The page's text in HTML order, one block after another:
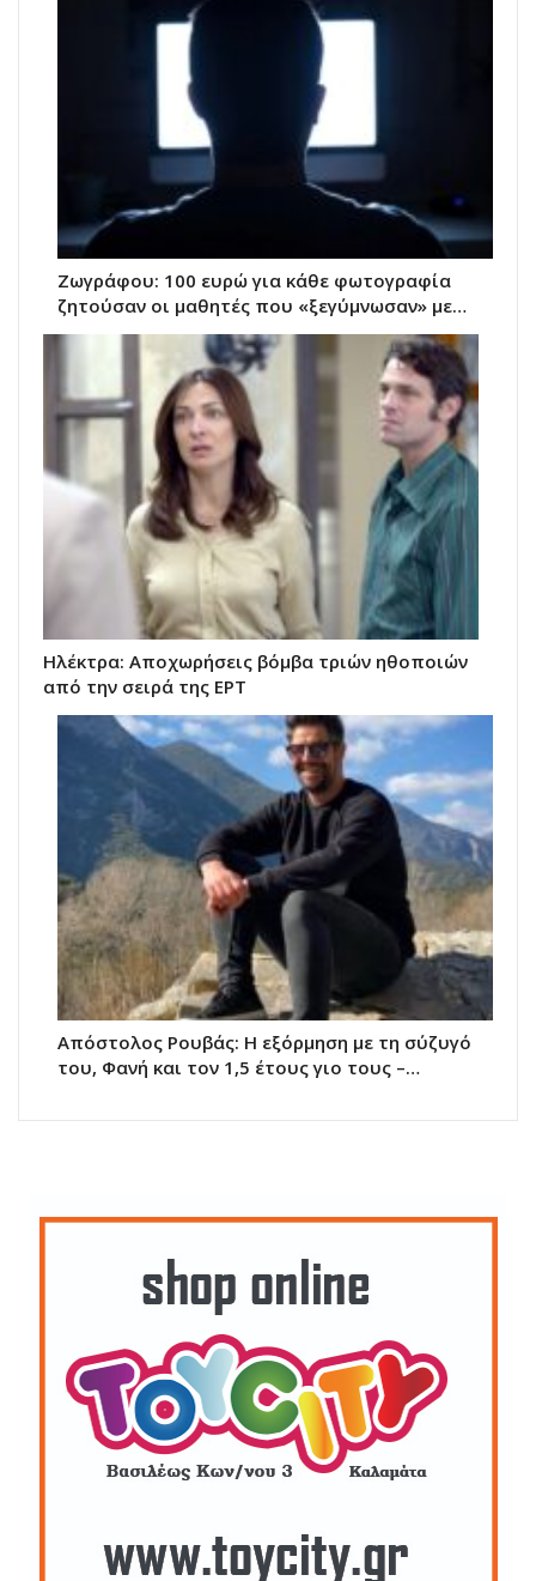
Ζωγράφου: 100 ευρώ για κάθε φωτογραφία
ζητούσαν οι μαθητές που «ξεγύμνωσαν» με…
Ηλέκτρα: Αποχωρήσεις βόμβα τριών ηθοποιών
από την σειρά της ΕΡΤ
Απόστολος Ρουβάς: Η εξόρμηση με τη σύζυγό
του, Φανή και τον 1,5 έτους γιο τους –…